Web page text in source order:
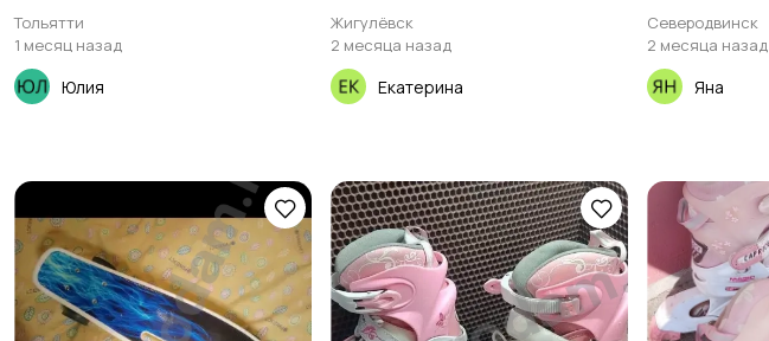
Тольятти
1 месяц назад
Юлия
Жигулёвск
2 месяца назад
Екатерина
Северодвинск
2 месяца назад
Яна